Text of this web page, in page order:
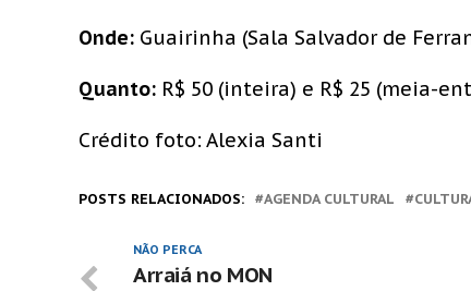
Onde: Guairinha (Sala Salvador de
Quanto: R$ 50 (inteira) e R$ 25 (meia-
Crédito foto: Alexia Santi
POSTS RELACIONADOS: AGENDA CULTURAL
NÃO PERCA
Arraiá no MON